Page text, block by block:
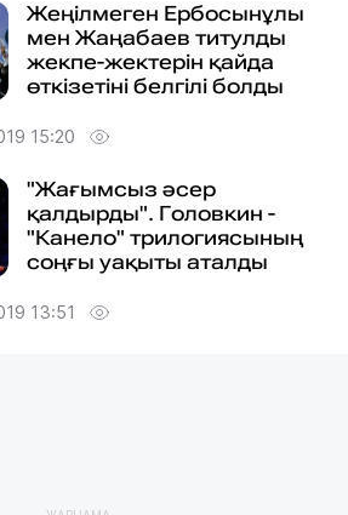
Жеңілмеген Ербосынұлы
мен Жаңабаев титулды
жекпе-жектерін қайда
өткізетіні белгілі болды
15:20
"Жағымсыз әсер
қалдырды". Головкин -
"Канело" трилогиясының
соңғы уақыты аталды
13:51